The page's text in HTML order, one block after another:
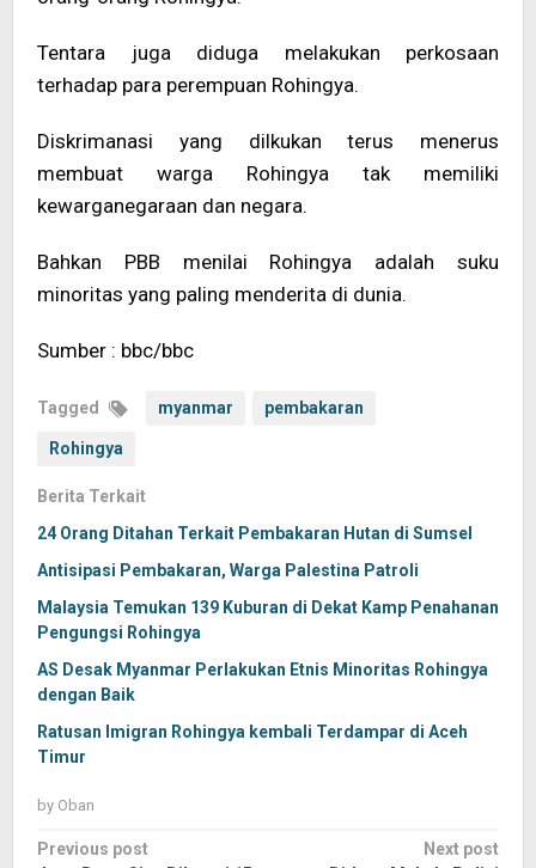
Tentara juga diduga melakukan perkosaan
terhadap para perempuan Rohingya.
Diskrimanasi yang dilkukan terus menerus
membuat warga Rohingya tak memiliki
kewarganegaraan dan negara.
Bahkan PBB menilai Rohingya adalah suku
minoritas yang paling menderita di dunia.
Sumber : bbc/bbc
Tagged myanmar pembakaran
Rohingya
Berita Terkait
24 Orang Ditahan Terkait Pembakaran Hutan di Sumsel
Antisipasi Pembakaran, Warga Palestina Patroli
Malaysia Temukan 139 Kuburan di Dekat Kamp Penahanan
Pengungsi Rohingya
AS Desak Myanmar Perlakukan Etnis Minoritas Rohingya
dengan Baik
Ratusan Imigran Rohingya kembali Terdampar di Aceh
Timur
by Oban
Post
Previous post
Next post